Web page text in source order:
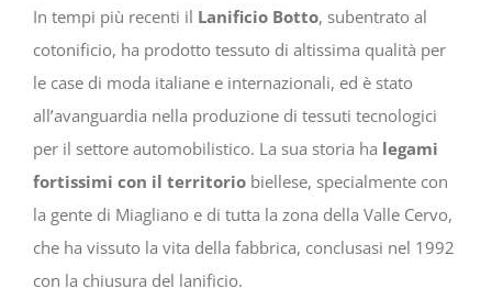
In tempi più recenti il Lanificio Botto, subentrato al
cotonificio, ha prodotto tessuto di altissima qualità per
le case di moda italiane e internazionali, ed è stato
all’avanguardia nella produzione di tessuti tecnologici
per il settore automobilistico. La sua storia ha legami
fortissimi con il territorio biellese, specialmente con
la gente di Miagliano e di tutta la zona della Valle Cervo,
che ha vissuto la vita della fabbrica, conclusasi nel 1992
con la chiusura del lanificio.